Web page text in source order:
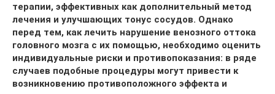
терапии, эффективных как дополнительный метод
лечения и улучшающих тонус сосудов. Однако
перед тем, как лечить нарушение венозного оттока
головного мозга с их помощью, необходимо оценить
индивидуальные риски и противопоказания: в ряде
случаев подобные процедуры могут привести к
возникновению противоположного эффекта и